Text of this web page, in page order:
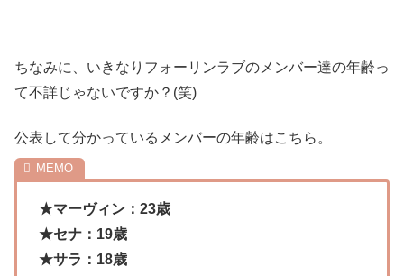
ちなみに、いきなりフォーリンラブのメンバー達の年齢っ
て不詳じゃないですか？(笑)
公表して分かっているメンバーの年齢はこちら。
★マーヴィン：23歳
★セナ：19歳
★サラ：18歳